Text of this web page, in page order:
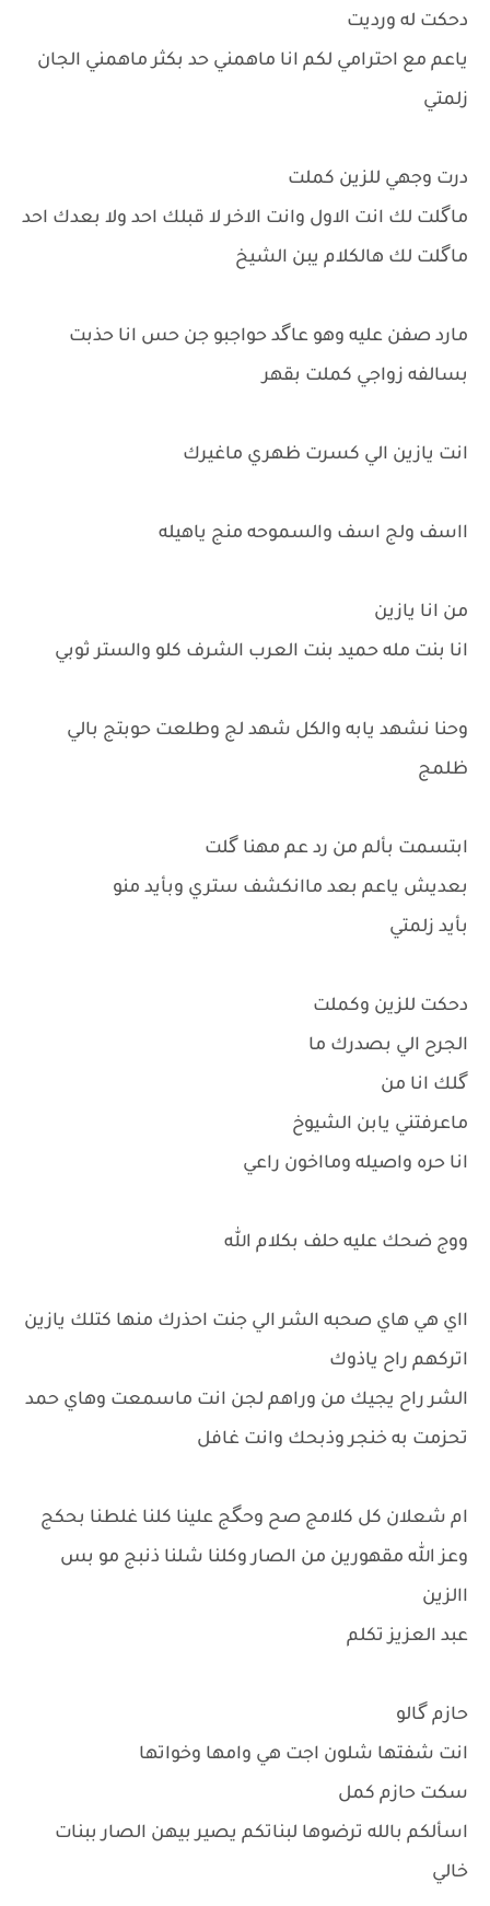
دحكت له ورديت
ياعم مع احترامي لكم انا ماهمني حد بكثر ماهمني الجان
زلمتي
درت وجهي للزين كملت
ماگلت لك انت الاول وانت الاخر لا قبلك احد ولا بعدك احد
ماگلت لك هالكلام يبن الشيخ
مارد صفن عليه وهو عاگد حواجبو جن حس انا حذبت
بسالفه زواجي كملت بقهر
انت يازين الي كسرت ظهري ماغيرك
ااسف ولج اسف والسموحه منج ياهيله
من انا يازين
انا بنت مله حميد بنت العرب الشرف كلو والستر ثوبي
وحنا نشهد يابه والكل شهد لج وطلعت حوبتج بالي
ظلمج
ابتسمت بألم من رد عم مهنا گلت
بعديش ياعم بعد ماانكشف ستري وبأيد منو
بأيد زلمتي
دحكت للزين وكملت
الجرح الي بصدرك ما
گلك انا من
ماعرفتني يابن الشيوخ
انا حره واصيله ومااخون راعي
ووج ضحك عليه حلف بكلام الله
ااي هي هاي صحبه الشر الي جنت احذرك منها كتلك يازين
اتركهم راح ياذوك
الشر راح يجيك من وراهم لجن انت ماسمعت وهاي حمد
تحزمت به خنجر وذبحك وانت غافل
ام شعلان كل كلامج صح وحگج علينا كلنا غلطنا بحكج
وعز الله مقهورين من الصار وكلنا شلنا ذنبج مو بس
االزين
عبد العزيز تكلم
حازم گالو
انت شفتها شلون اجت هي وامها وخواتها
سكت حازم كمل
اسألكم بالله ترضوها لبناتكم يصير بيهن الصار ببنات
خالي